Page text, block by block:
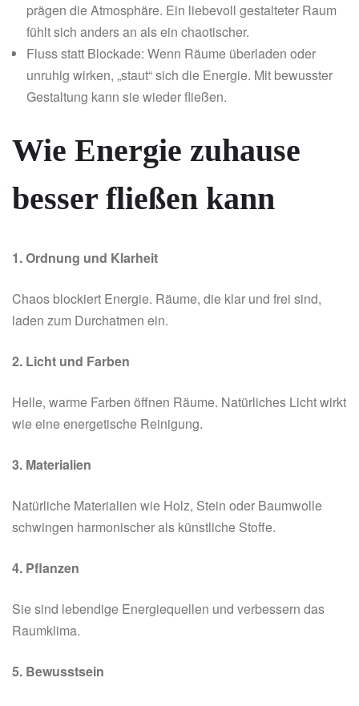
prägen die Atmosphäre. Ein liebevoll gestalteter Raum
fühlt sich anders an als ein chaotischer.
Fluss statt Blockade: Wenn Räume überladen oder
unruhig wirken, „staut“ sich die Energie. Mit bewusster
Gestaltung kann sie wieder fließen.
Wie Energie zuhause
besser fließen kann
1. Ordnung und Klarheit
Chaos blockiert Energie. Räume, die klar und frei sind,
laden zum Durchatmen ein.
2. Licht und Farben
Helle, warme Farben öffnen Räume. Natürliches Licht wirkt
wie eine energetische Reinigung.
3. Materialien
Natürliche Materialien wie Holz, Stein oder Baumwolle
schwingen harmonischer als künstliche Stoffe.
4. Pflanzen
Sie sind lebendige Energiequellen und verbessern das
Raumklima.
5. Bewusstsein